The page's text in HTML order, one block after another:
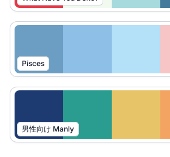
Pisces
男性向け Manly